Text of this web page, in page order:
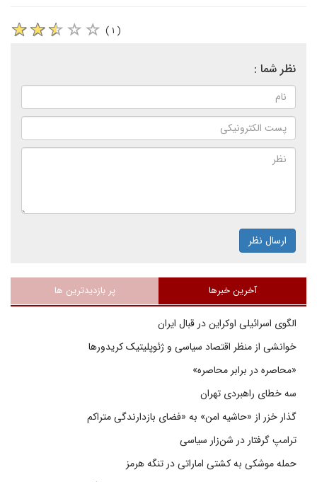
( ۱ )
نظر شما :
ارسال نظر
آخرین خبرها پر بازدیدترین ها
الگوی اسرائیلی اوکراین در قبال ایران
خوانشی از منظر اقتصاد سیاسی و ژئوپلیتیک کریدورها
«محاصره در برابر محاصره»
سه خطای راهبردی تهران
گذار خزر از «حاشیه امن» به «فضای بازدارندگی متراکم
ترامپ گرفتار در شن‌زار سیاسی
حمله موشکی به کشتی اماراتی در تنگه هرمز